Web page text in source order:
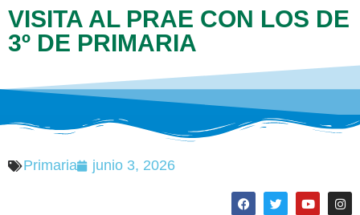
VISITA AL PRAE CON LOS DE
3º DE PRIMARIA
Primaria junio 3, 2026